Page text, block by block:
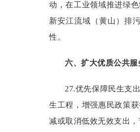
动，在工业领域推进绿
新安江流域（黄山）排
性。
六、扩大优质公共
27.优先保障民生支出
生工程，增强惠民政策
减或取消低效无效支出